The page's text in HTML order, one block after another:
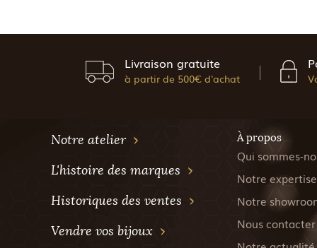
Livraison gratuite
à partir de 500€ d'achat
Notre atelier
L'histoire des marques
Historiques des ventes
Vendre vos bijoux
À propos
Qui sommes-
Notre expertise
Notre
Nous contacter